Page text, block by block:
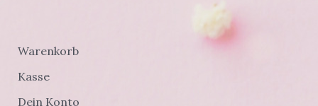
Warenkorb
Kasse
Dein Konto